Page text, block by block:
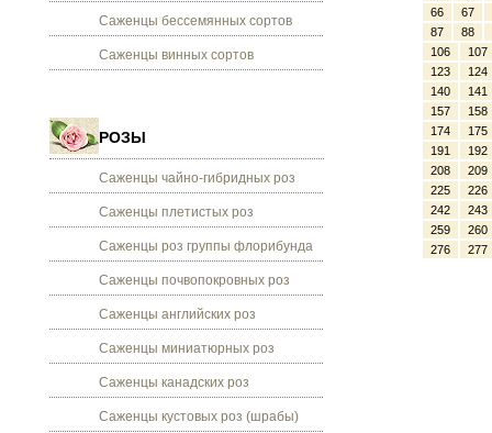
Саженцы бессемянных сортов
Саженцы винных сортов
РОЗЫ
Саженцы чайно-гибридных роз
Саженцы плетистых роз
Саженцы роз группы флорибунда
Саженцы почвопокровных роз
Саженцы английских роз
Саженцы миниатюрных роз
Саженцы канадских роз
Саженцы кустовых роз (шрабы)
66
67
87
88
106
107
123
124
140
141
157
158
174
175
191
192
208
209
225
226
242
243
259
260
276
277